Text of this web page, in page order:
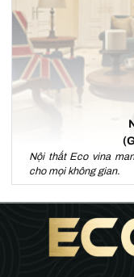
Nội thất Eco vina
cho mọi không gian.